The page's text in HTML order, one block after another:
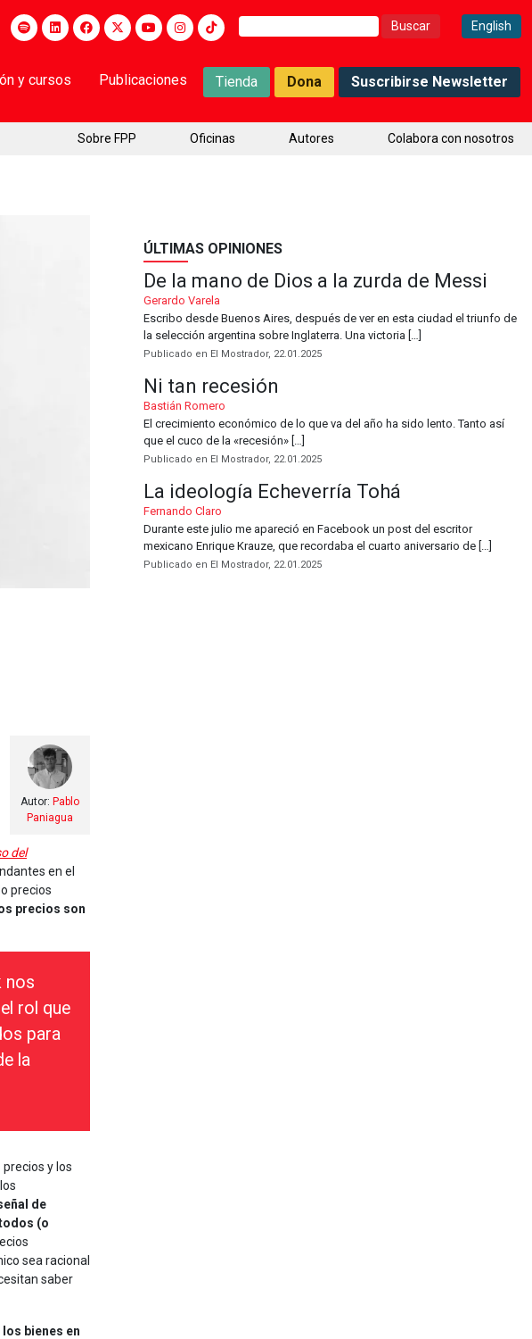
Buscar: English
y cursos Publicaciones Tienda Dona Suscribirse Newsletter
Sobre FPP Oficinas Autores Colabora con nosotros
Autor: Pablo
Paniagua
del
en el
precios
precios son
nos
rol que
para
la
y los
de
(o
sea racional
saber
bienes en
ÚLTIMAS OPINIONES
De la mano de Dios a la zurda de Messi
Gerardo Varela
Escribo desde Buenos Aires, después de ver en esta ciudad el triunfo de
la selección argentina sobre Inglaterra. Una victoria […]
Publicado en El Mostrador, 22.01.2025
Ni tan recesión
Bastián Romero
El crecimiento económico de lo que va del año ha sido lento. Tanto así
que el cuco de la «recesión» […]
Publicado en El Mostrador, 22.01.2025
La ideología Echeverría Tohá
Fernando Claro
Durante este julio me apareció en Facebook un post del escritor
mexicano Enrique Krauze, que recordaba el cuarto aniversario de […]
Publicado en El Mostrador, 22.01.2025